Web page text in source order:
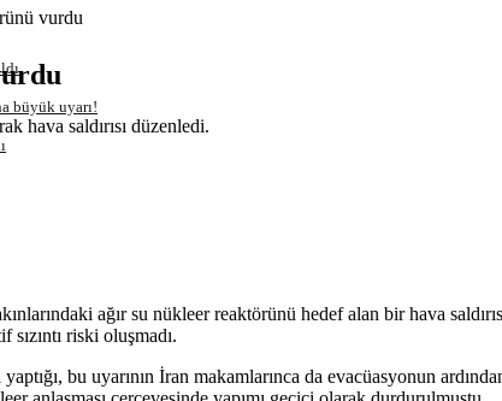
büyük uyarı!
vurdu
hava saldırısı düzenledi.
ağır su nükleer reaktörünü hedef alan bir hava
riski oluşmadı.
bu uyarının İran makamlarınca da evacüasyonun